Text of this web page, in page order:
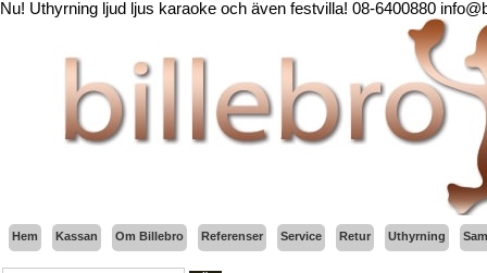
Nu! Uthyrning ljud ljus karaoke och även festvilla! 08-6400880
Hem Kassan Om Billebro Referenser Service Retur Uthyrning